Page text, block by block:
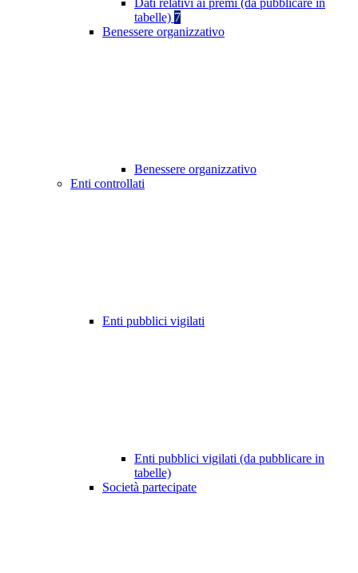
Dati relativi ai premi (da pubblicare in
tabelle) 7
Benessere organizzativo
Benessere organizzativo
Enti controllati
Enti pubblici vigilati
Enti pubblici vigilati (da pubblicare in
tabelle)
Società partecipate